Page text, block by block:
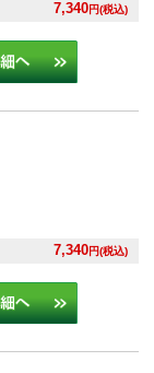
7,340円(税込)
7,340円(税込)